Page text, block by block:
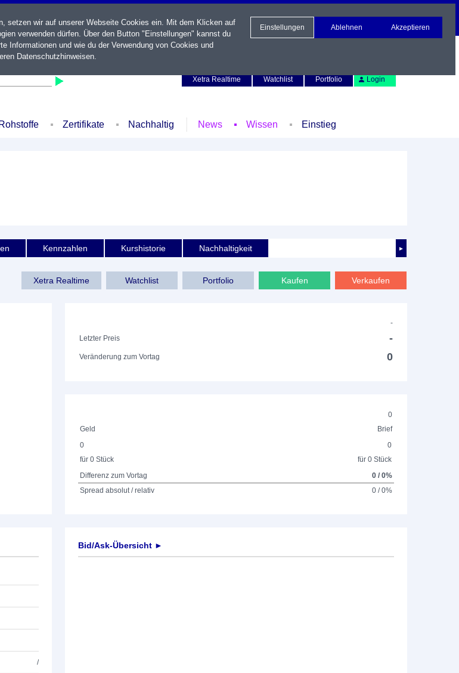
Xetra Realtime
Watchlist Portfolio Login
Rohstoffe Zertifikate Nachhaltig News Wissen Einstieg
►
Kennzahlen Kurshistorie Nachhaltigkeit
Xetra Realtime Watchlist Portfolio Kaufen Verkaufen
-
Letzter Preis
-
Veränderung zum Vortag 0
0
Geld
Brief
0
für 0 Stück
0
für 0 Stück
Differenz zum Vortag
0 / 0%
Spread absolut / relativ
0 / 0%
/
Bid/Ask-Übersicht ►
setzen wir auf unserer Webseite Cookies ein. Mit dem Klicken auf
verwenden dürfen. Über den Button "Einstellungen" kannst du
Informationen und wie du der Verwendung von Cookies und
Datenschutzhinweisen.
Einstellungen Ablehnen Akzeptieren